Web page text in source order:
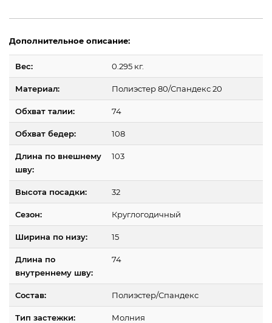
Дополнительное описание:
Вес: 0.295 кг.
Материал: Полиэстер 80/Спандекс 20
Обхват талии: 74
Обхват бедер: 108
Длина по внешнему
шву:
103
Высота посадки: 32
Сезон: Круглогодичный
Ширина по низу: 15
Длина по
внутреннему шву:
74
Состав: Полиэстер/Спандекс
Тип застежки: Молния